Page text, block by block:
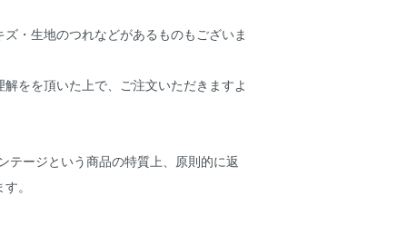
・生地のつれなどがあるものもございま
をを頂いた上で、ご注文いただきますよ
テージという商品の特質上、原則的に返
。